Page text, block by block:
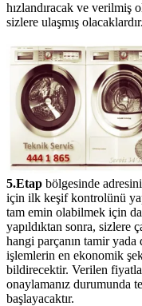
hızlandıracak ve verilmiş
sizlere ulaşmış olacaklardır.
5.Etap bölgesinde
için ilk keşif kontrolünü
tam emin olabilmek için
yapıldıktan sonra, sizlere
hangi parçanın tamir yada
işlemlerin en ekonomik
bildirecektir. Verilen
onaylamanız durumunda
başlayacaktır.